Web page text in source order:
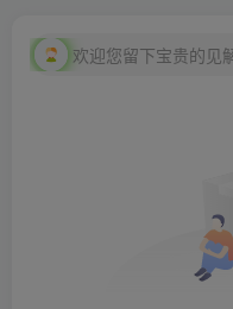
欢迎您留下宝贵的见解